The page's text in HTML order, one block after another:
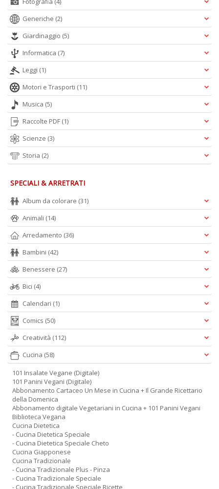
Generiche (2)
Giardinaggio (5)
Informatica (7)
Leggi (1)
Motori e Trasporti (11)
Musica (5)
Raccolte PDF (1)
Scienze (3)
Storia (2)
SPECIALI & ARRETRATI
Album da colorare (31)
Animali (14)
Arredamento (36)
Bambini (42)
Benessere (27)
Bici (4)
Calendari (1)
Comics (50)
Creatività (112)
Cucina (58)
101 Insalate Vegane (Digitale)
101 Panini Vegani (Digitale)
Abbonamento Cartaceo Un Mese in Cucina + Il Grande Ricettario
della Domenica
Abbonamento digitale Vegetariani in Cucina + 101 Panini Vegani
Biblioteca Vegana
Cucina Dietetica
- Cucina Dietetica Speciale
- Cucina Dietetica Speciale Cheto
Cucina Giapponese
Cucina Tradizionale
- Cucina Tradizionale Plus - Pinza
- Cucina Tradizionale Speciale
- Cucina Tradizionale Speciale Ricette